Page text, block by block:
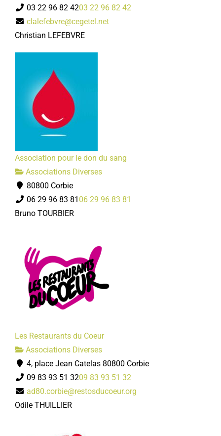
03 22 96 82 4203 22 96 82 42
clalefebvre@cegetel.net
Christian LEFEBVRE
Association pour le don du sang
Associations Diverses
80800 Corbie
06 29 96 83 81 06 29 96 83 81
Bruno TOURBIER
Les Restaurants du Coeur
Associations Diverses
4, place Jean Catelas 80800 Corbie
09 83 93 51 3209 83 93 51 32
ad80.corbie@restosducoeur.org
Odile THUILLIER